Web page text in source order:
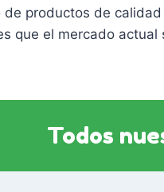
productos de
que el mercado actual
Todos